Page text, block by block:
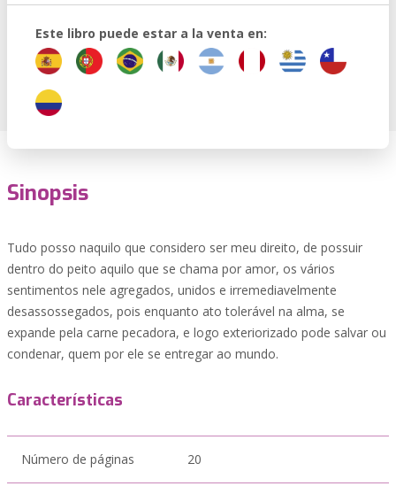
Este libro puede estar a la venta en:
Sinopsis
Tudo posso naquilo que considero ser meu direito, de possuir
dentro do peito aquilo que se chama por amor, os vários
sentimentos nele agregados, unidos e irremediavelmente
desassossegados, pois enquanto ato tolerável na alma, se
expande pela carne pecadora, e logo exteriorizado pode salvar ou
condenar, quem por ele se entregar ao mundo.
Características
Número de páginas 20